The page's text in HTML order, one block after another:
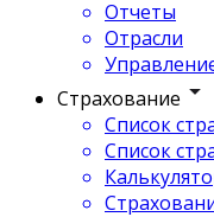
Отчеты
Отрасли
Страхование
Список
Список